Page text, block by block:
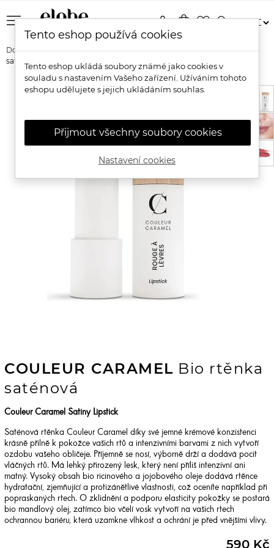
menu shopping_bagfavorite_bordersearch
person
Domů Značky Couleur Caramel
Couleur Caramel Bio rtěnka
saténová
COULEUR CARAMEL Bio rtěnka
saténová
Couleur Caramel Satiny Lipstick
Saténová rtěnka Couleur Caramel díky své jemné krémové konzistenci
krásně přilně k pokožce vašich rtů a intenzivními barvami z nich vytvoří
ozdobu vašeho obličeje. Příjemně se nosí, výborně drží a dodává pocit
vláčných rtů. Má lehký přirozený lesk, který není příliš intenzivní ani
matný. Vysoký obsah bio ricinového a jojobového oleje dodává rtěnce
hydratační, zjemňující a protizánětlivé vlastnosti, což oceníte například při
popraskaných rtech. O zklidnění a podporu elasticity pokožky se postará
bio mandlový olej, zatímco bio včelí vosk vytvoří na vašich rtech
ochrannou bariéru, která uzamkne vlhkost a ochrání je před vnějšími vlivy.
590 Kč
Tento eshop používá cookies
Tento eshop ukládá soubory známé jako cookies v
souladu s nastavením Vašeho zařízení. Užíváním tohoto
eshopu udělujete s jejich ukládáním souhlas.
Přijmout všechny soubory cookies
Nastavení cookies